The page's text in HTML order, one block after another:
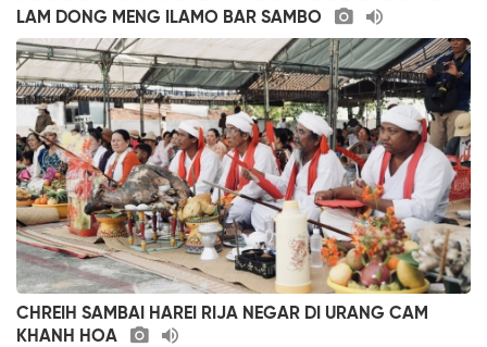
LAM DONG MENG ILAMO BAR SAMBO
CHREIH SAMBAI HAREI RIJA NEGAR DI URANG CAM
KHANH HOA